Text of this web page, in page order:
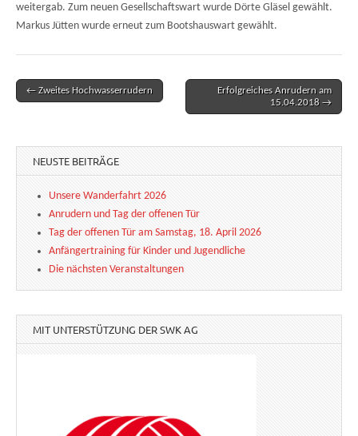
weitergab. Zum neuen Gesellschaftswart wurde Dörte Gläsel gewählt.
Markus Jütten wurde erneut zum Bootshauswart gewählt.
Post navigation
← Zweites Hochwasserrudern
Erfolgreiches Anrudern am
15.04.2018 →
NEUSTE BEITRÄGE
Unsere Wanderfahrt 2026
Anrudern und Tag der offenen Tür
Tag der offenen Tür am Samstag, 18. April 2026
Anfängertraining für Kinder und Jugendliche
Die nächsten Veranstaltungen
MIT UNTERSTÜTZUNG DER SWK AG